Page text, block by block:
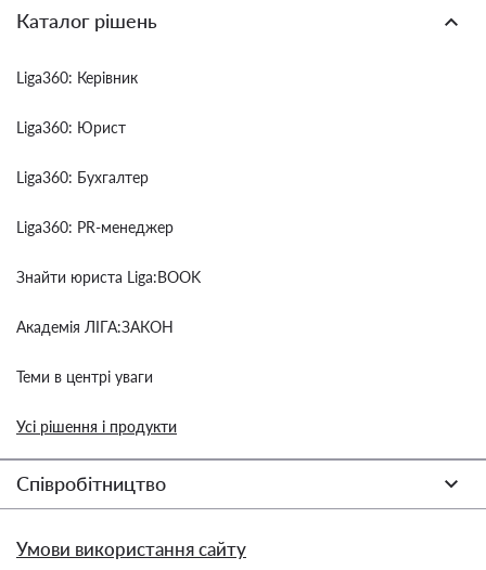
Каталог рішень
Liga360: Керівник
Liga360: Юрист
Liga360: Бухгалтер
Liga360: PR-менеджер
Знайти юриста Liga:BOOK
Академія ЛІГА:ЗАКОН
Теми в центрі уваги
Усі рішення і продукти
Співробітництво
Умови використання сайту